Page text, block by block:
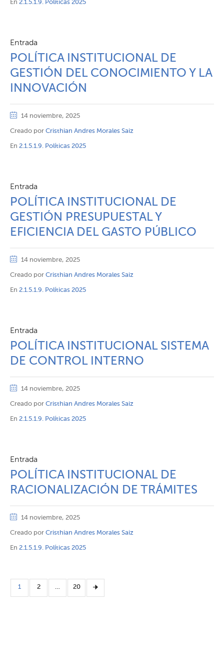
En 2.1.5.1.9. Políticas 2025
Entrada
POLÍTICA INSTITUCIONAL DE
GESTIÓN DEL CONOCIMIENTO Y LA
INNOVACIÓN
14 noviembre, 2025
Creado por Cristhian Andres Morales Saiz
En 2.1.5.1.9. Políticas 2025
Entrada
POLÍTICA INSTITUCIONAL DE
GESTIÓN PRESUPUESTAL Y
EFICIENCIA DEL GASTO PÚBLICO
14 noviembre, 2025
Creado por Cristhian Andres Morales Saiz
En 2.1.5.1.9. Políticas 2025
Entrada
POLÍTICA INSTITUCIONAL SISTEMA
DE CONTROL INTERNO
14 noviembre, 2025
Creado por Cristhian Andres Morales Saiz
En 2.1.5.1.9. Políticas 2025
Entrada
POLÍTICA INSTITUCIONAL DE
RACIONALIZACIÓN DE TRÁMITES
14 noviembre, 2025
Creado por Cristhian Andres Morales Saiz
En 2.1.5.1.9. Políticas 2025
1 2 … 20